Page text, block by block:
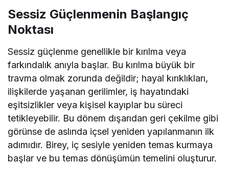
Sessiz Güçlenmenin Başlangıç
Noktası
Sessiz güçlenme genellikle bir kırılma veya
farkındalık anıyla başlar. Bu kırılma büyük bir
travma olmak zorunda değildir; hayal kırıklıkları,
ilişkilerde yaşanan gerilimler, iş hayatındaki
eşitsizlikler veya kişisel kayıplar bu süreci
tetikleyebilir. Bu dönem dışarıdan geri çekilme gibi
görünse de aslında içsel yeniden yapılanmanın ilk
adımıdır. Birey, iç sesiyle yeniden temas kurmaya
başlar ve bu temas dönüşümün temelini oluşturur.